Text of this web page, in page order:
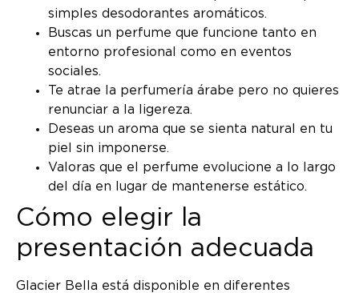
simples desodorantes aromáticos.
Buscas un perfume que funcione tanto en
entorno profesional como en eventos
sociales.
Te atrae la perfumería árabe pero no quieres
renunciar a la ligereza.
Deseas un aroma que se sienta natural en tu
piel sin imponerse.
Valoras que el perfume evolucione a lo largo
del día en lugar de mantenerse estático.
Cómo elegir la
presentación adecuada
Glacier Bella está disponible en diferentes